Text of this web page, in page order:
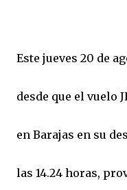
Este jueves 20 de
desde que el vuelo
en Barajas en su
las 14.24 horas,